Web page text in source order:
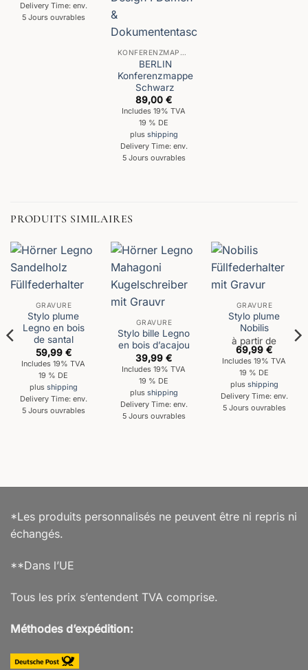
Delivery Time: env.
5 Jours ouvrables
KONFERENZMAPPEN
BERLIN
Konferenzmappe
Schwarz
89,00€
Includes 19% TVA
19 % DE
plus shipping
Delivery Time: env.
5 Jours ouvrables
PRODUITS SIMILAIRES
GRAVURE
Stylo plume
Legno en bois
de santal
59,99 €
Includes 19% TVA
19 % DE
plus shipping
Delivery Time: env.
5 Jours ouvrables
GRAVURE
Stylo bille Legno
en bois d’acajou
39,99€
Includes 19% TVA
19 % DE
plus shipping
Delivery Time: env.
5 Jours ouvrables
GRAVURE
Stylo plume
Nobilis
à partir de
69,99€
Includes 19% TVA
19 % DE
plus shipping
Delivery Time: env.
5 Jours ouvrables
*Les produits personnalisés ne peuvent être ni repris ni
échangés.
**Dans l’UE
Tous les prix s’entendent TVA comprise.
Méthodes d’expédition: